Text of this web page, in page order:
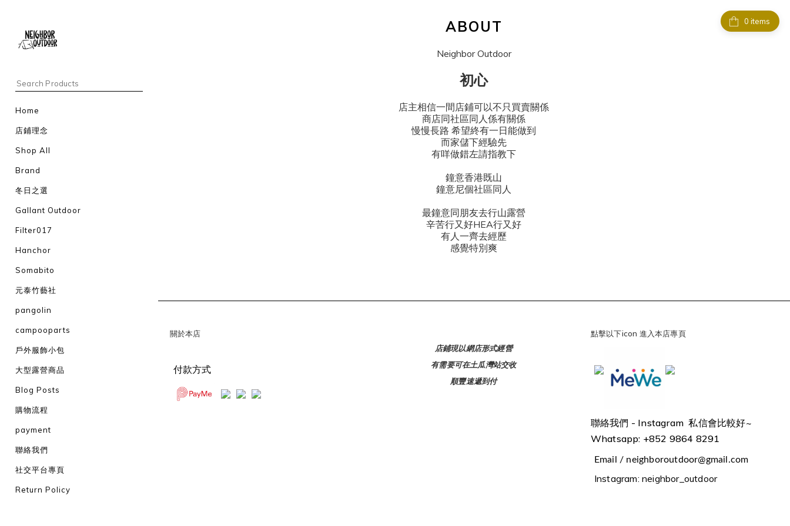
Home
店鋪理念
Shop All
Brand
冬日之選
Gallant Outdoor
Filter017
Hanchor
Somabito
元泰竹藝社
pangolin
campooparts
戶外服飾小包
大型露營商品
Blog Posts
購物流程
payment
聯絡我們
社交平台專頁
Return Policy
items
ABOUT
Neighbor Outdoor
初心
店主相信一間店鋪可以不只買賣關係
商店同社區同人係有關係
慢慢長路 希望終有一日能做到
而家儲下經驗先
有咩做錯左請指教下
鐘意香港既山
鐘意尼個社區同人
最鐘意同朋友去行山露營
辛苦行又好HEA行又好
有人一齊去經歷
感覺特別爽
關於本店
付款方式
店鋪現以網店形式經營
有需要可在土瓜灣站交收
順豐速遞到付
點擊以下icon 進入本店專頁
聯絡我們 - Instagram 私信會比較好~
Whatsapp: +852 9864 8291
Email / neighboroutdoor@gmail.com
Instagram: neighbor_outdoor